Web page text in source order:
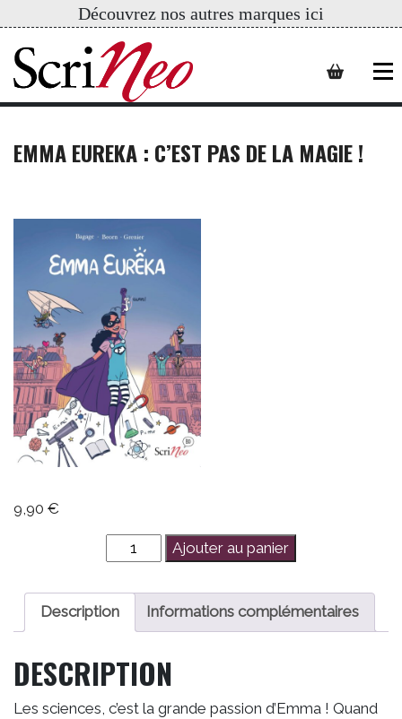
Découvrez nos autres marques ici
EMMA EUREKA : C’EST PAS DE LA MAGIE !
9,90 €
quantité
de
Emma
Eureka
pas
de
Ajouter au panier
Description Informations complémentaires
DESCRIPTION
Les sciences, c’est la grande passion d’Emma ! Quand